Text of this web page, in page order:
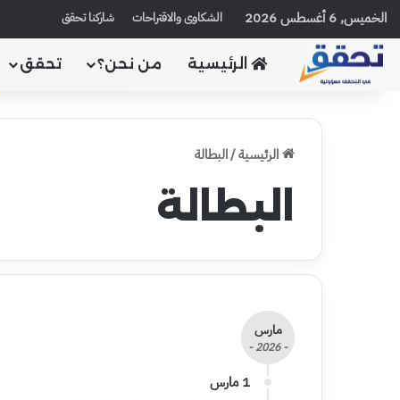
الخميس, 6 أغسطس 2026 الشكاوى والاقتراحات شاركنا تحقق
الرئيسية من نحن؟ تحقق
الرئيسية/البطالة
البطالة
مارس
- 2026 -
1 مارس